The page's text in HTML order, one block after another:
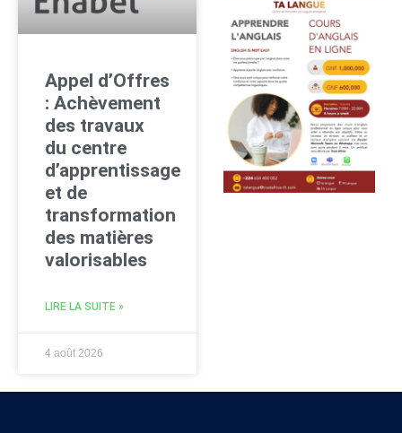
Appel d’Offres
: Achèvement
des travaux
du centre
d’apprentissage
et de
transformation
des matières
valorisables
LIRE LA SUITE »
4 août 2026